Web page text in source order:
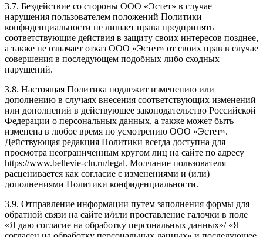
3.7. Бездействие со стороны ООО «Эстет» в случае
нарушения пользователем положений Политики
конфиденциальности не лишает права предпринять
соответствующие действия в защиту своих интересов позднее,
а также не означает отказ ООО «Эстет» от своих прав в случае
совершения в последующем подобных либо сходных
нарушений.
3.8. Настоящая Политика подлежит изменению или
дополнению в случаях внесения соответствующих изменений
или дополнений в действующее законодательство Российской
Федерации о персональных данных, а также может быть
изменена в любое время по усмотрению ООО «Эстет».
Действующая редакция Политики всегда доступна для
просмотра неограниченным кругом лиц на сайте по адресу
https://www.bellevie-cln.ru/legal. Молчание пользователя
расценивается как согласие с изменениями и (или)
дополнениями Политики конфиденциальности.
3.9. Отправление информации путем заполнения формы для
обратной связи на сайте и/или проставление галочки в поле
«Я даю согласие на обработку персональных данных»/ «Я